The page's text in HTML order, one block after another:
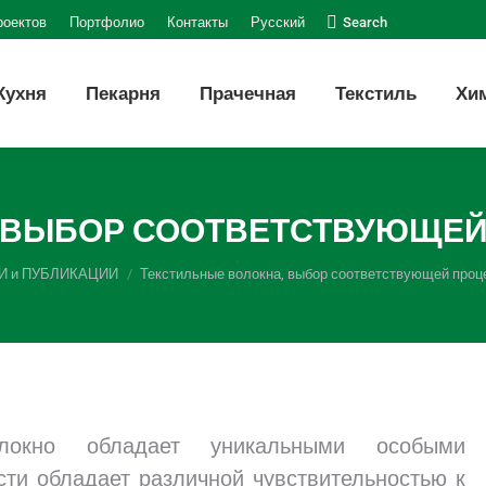
Портфолио Контакты Русский Поиск:
Search
Пекарня Прачечная Текстиль
и ПУБЛИКАЦИИ Текстильные волокна, выбор соответствующей
обладает уникальными особыми
обладает различной чувствительностью к